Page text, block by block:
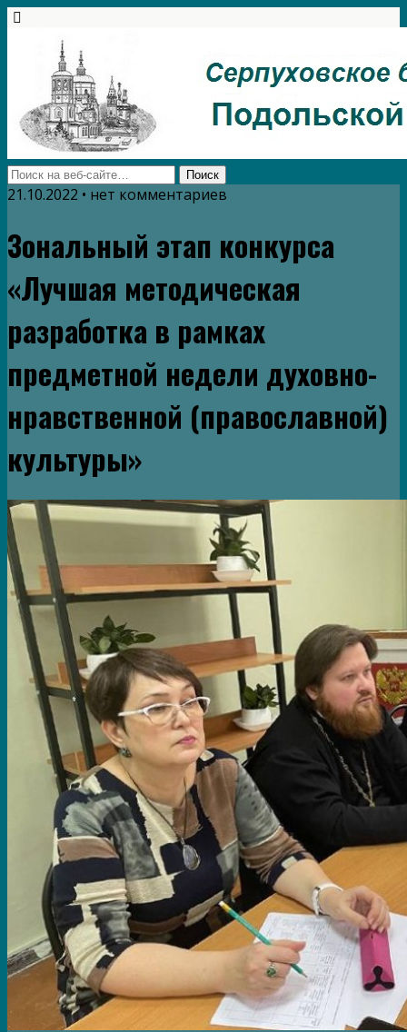
21.10.2022 • нет комментариев
Зональный этап конкурса
«Лучшая методическая
разработка в рамках
предметной недели духовно-
нравственной (православной)
культуры»